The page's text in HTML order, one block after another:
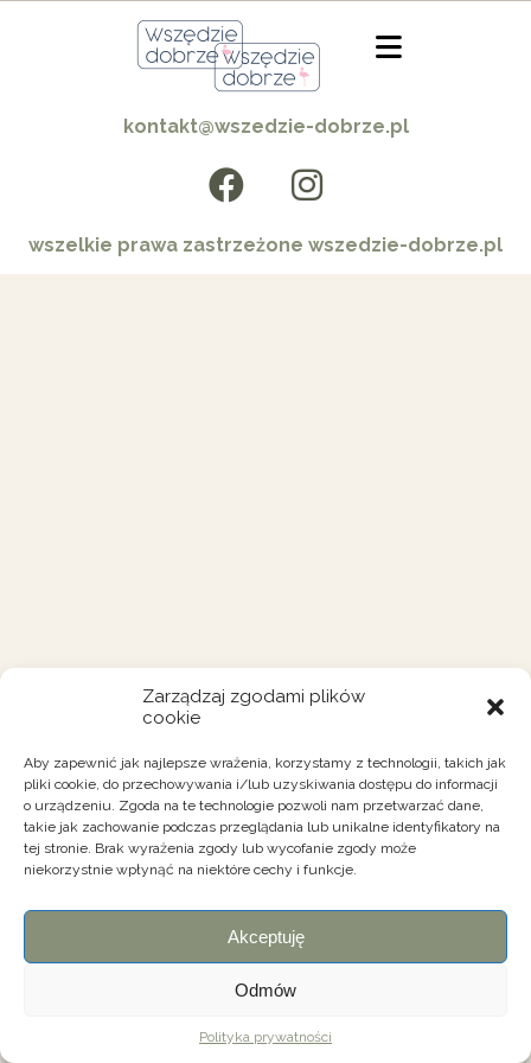
Zarządzaj zgodami plików
cookie
Aby zapewnić jak najlepsze wrażenia, korzystamy z technologii, takich jak
pliki cookie, do przechowywania i/lub uzyskiwania dostępu do informacji
o urządzeniu. Zgoda na te technologie pozwoli nam przetwarzać dane,
takie jak zachowanie podczas przeglądania lub unikalne identyfikatory na
tej stronie. Brak wyrażenia zgody lub wycofanie zgody może
niekorzystnie wpłynąć na niektóre cechy i funkcje.
Akceptuję
Odmów
Polityka prywatności
kontakt@wszedzie-dobrze.pl
wszelkie prawa zastrzeżone wszedzie-dobrze.pl